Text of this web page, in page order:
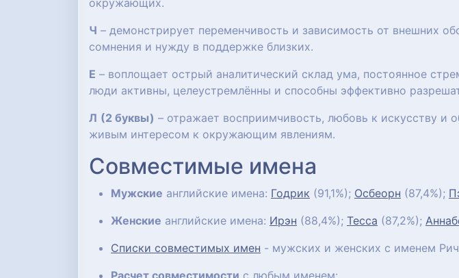
окружающих.
Ч – демонстрирует переменчивость и зависимость от внешних
сомнения и нужду в поддержке близких.
Е – воплощает острый аналитический склад ума, постоянное
люди активны, целеустремлённы и способны эффективно
Л (2 буквы) – отражает восприимчивость, любовь к искусству и
живым интересом к окружающим явлениям.
Совместимые имена
Мужские английские имена: Годрик (91,1%); Осбеорн (87,4%);
Женские английские имена: Ирэн (88,4%); Тесса (87,2%);
Списки совместимых имен - мужских и женских с именем
Расчет совместимости с любым именем: